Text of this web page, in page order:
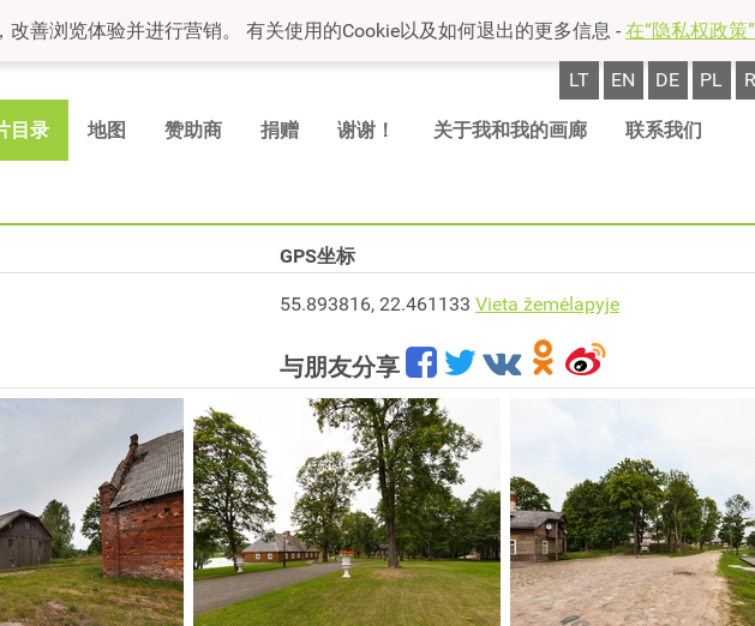
善浏览体验并进行营销。 有关使用的Cookie以及如何退出的更多信息 - 在“隐私权政策
LT EN DE PL
目录 地图 赞助商 捐赠 谢谢！ 关于我和我的画廊 联系我们
GPS坐标
55.893816, 22.461133 Vieta žemėlapyje
与朋友分享